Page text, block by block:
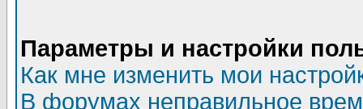
Параметры и настройки
Как мне изменить мои
В форумах неправильное